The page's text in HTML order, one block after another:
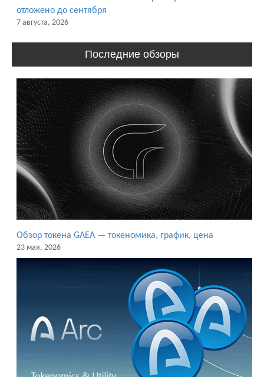
отложено до сентября
7 августа, 2026
Последние обзоры
Обзор токена GAEA — токеномика, график, цена
23 мая, 2026